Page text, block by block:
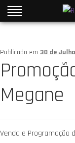
Publicado em 30 de
Megane
Venda e Programação